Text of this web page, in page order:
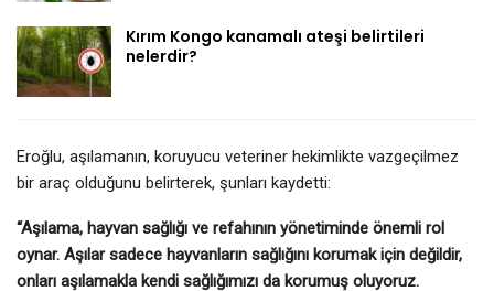
Kırım Kongo kanamalı ateşi belirtileri
nelerdir?
Eroğlu, aşılamanın, koruyucu veteriner hekimlikte vazgeçilmez
bir araç olduğunu belirterek, şunları kaydetti:
“Aşılama, hayvan sağlığı ve refahının yönetiminde önemli rol
oynar. Aşılar sadece hayvanların sağlığını korumak için değildir,
onları aşılamakla kendi sağlığımızı da korumuş oluyoruz.